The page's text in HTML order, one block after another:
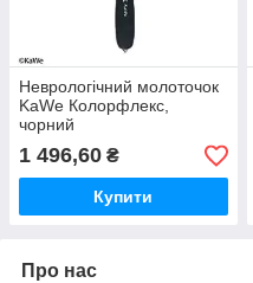
Неврологічний молоточок
KaWe Колорфлекс,
чорний
1 496,60 ₴
Купити
Про нас